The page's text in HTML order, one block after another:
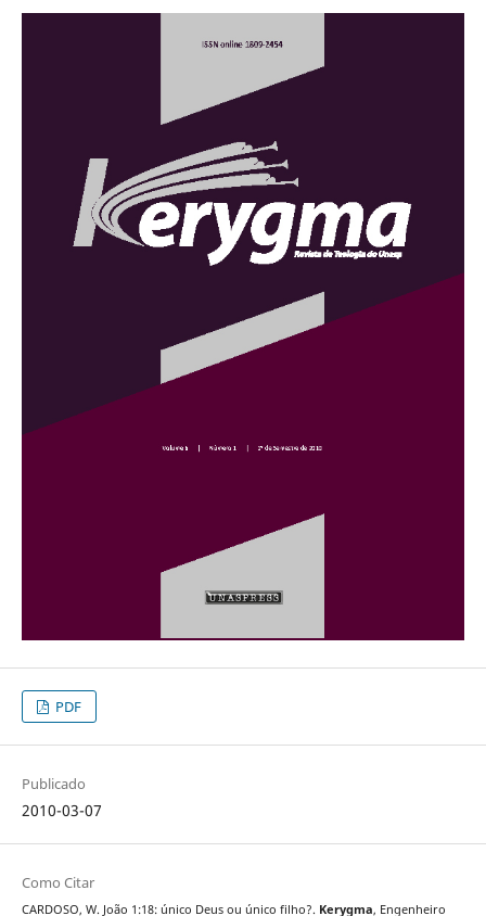
PDF
Publicado
2010-03-07
Como Citar
CARDOSO, W. João 1:18: único Deus ou único filho?. Kerygma, Engenheiro